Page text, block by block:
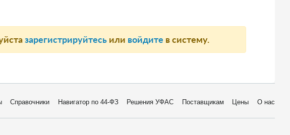
зарегистрируйтесьили войдите в систему.
Справочники Навигатор по 44-ФЗ Решения УФАС Поставщикам Цены О нас